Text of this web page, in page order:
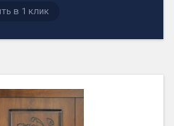
в 1 клик